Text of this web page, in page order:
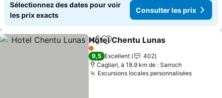
Sélectionnez des dates pour voir
les prix exacts
Consulter les prix
PartagerAjouter à mes favoris
Hotel Chentu Lunas
1 Étoiles
9,5 Excellent
402
Cagliari, à 18.9 km de : Sarroch
Excursions locales personnalisées